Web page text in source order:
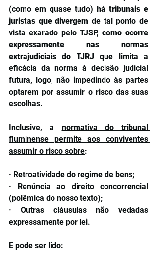
(como em quase tudo) há tribunais e
juristas que divergem de tal ponto de
vista exarado pelo TJSP, como ocorre
expressamente nas normas
extrajudiciais do TJRJ que limita a
eficácia da norma à decisão judicial
futura, logo, não impedindo às partes
optarem por assumir o risco das suas
escolhas.
Inclusive, a normativa do tribunal
fluminense permite aos conviventes
assumir o risco sobre:
· Retroatividade do regime de bens;
· Renúncia ao direito concorrencial
(polêmica do nosso texto);
· Outras cláusulas não vedadas
expressamente por lei.
E pode ser lido: